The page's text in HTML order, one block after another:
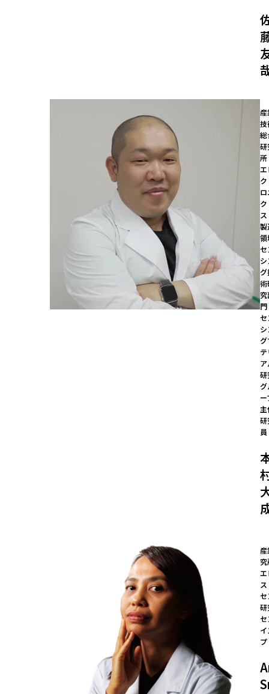
所
ク
門
ー
員